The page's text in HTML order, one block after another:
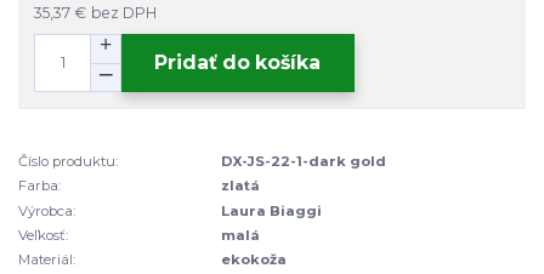
35,37 € bez DPH
Pridať do košíka
Číslo produktu:
DX-JS-22-1-dark gold
Farba:
zlatá
Výrobca:
Laura Biaggi
Veľkosť:
malá
Materiál:
ekokoža